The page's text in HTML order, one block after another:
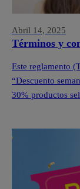
Abril 14, 2025
Términos y
Este reglamento
“Descuento
30% productos